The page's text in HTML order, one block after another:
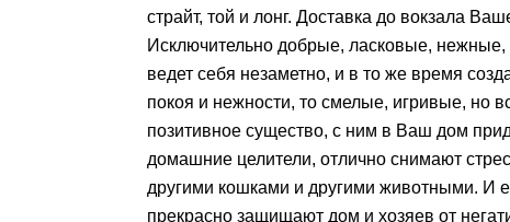
страйт, той и лонг. Доставка до вокзала
Исключительно добрые, ласковые, нежные,
ведет себя незаметно, и в то же время
покоя и нежности, то смелые, игривые, но
позитивное существо, с ним в Ваш дом
домашние целители, отлично снимают
другими кошками и другими животными. И
прекрасно защищают дом и хозяев от